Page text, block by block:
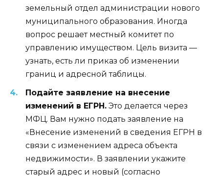
земельный отдел администрации нового
муниципального образования. Иногда
вопрос решает местный комитет по
управлению имуществом. Цель визита —
узнать, есть ли приказ об изменении
границ и адресной таблицы.
Подайте заявление на внесение
изменений в ЕГРН. Это делается через
МФЦ. Вам нужно подать заявление на
«Внесение изменений в сведения ЕГРН в
связи с изменением адреса объекта
недвижимости». В заявлении укажите
старый адрес и новый (согласно